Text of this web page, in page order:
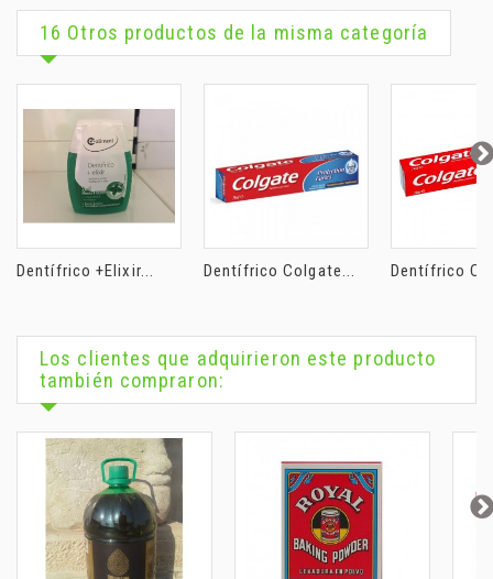
16 Otros productos de la misma categoría
Dentífrico +Elixir... Dentífrico Colgate... Dentífrico
Los clientes que adquirieron este producto
también compraron: